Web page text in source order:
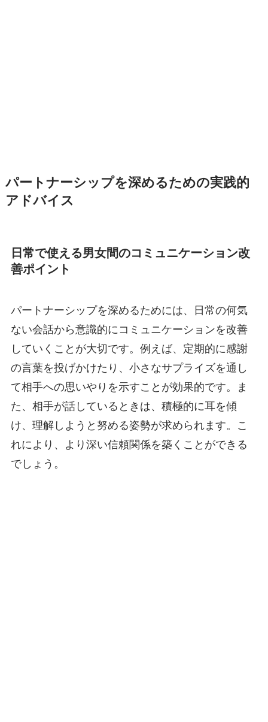
パートナーシップを深めるための実践的
アドバイス
日常で使える男女間のコミュニケーション改
善ポイント
パートナーシップを深めるためには、日常の何気
ない会話から意識的にコミュニケーションを改善
していくことが大切です。例えば、定期的に感謝
の言葉を投げかけたり、小さなサプライズを通し
て相手への思いやりを示すことが効果的です。ま
た、相手が話しているときは、積極的に耳を傾
け、理解しようと努める姿勢が求められます。こ
れにより、より深い信頼関係を築くことができる
でしょう。